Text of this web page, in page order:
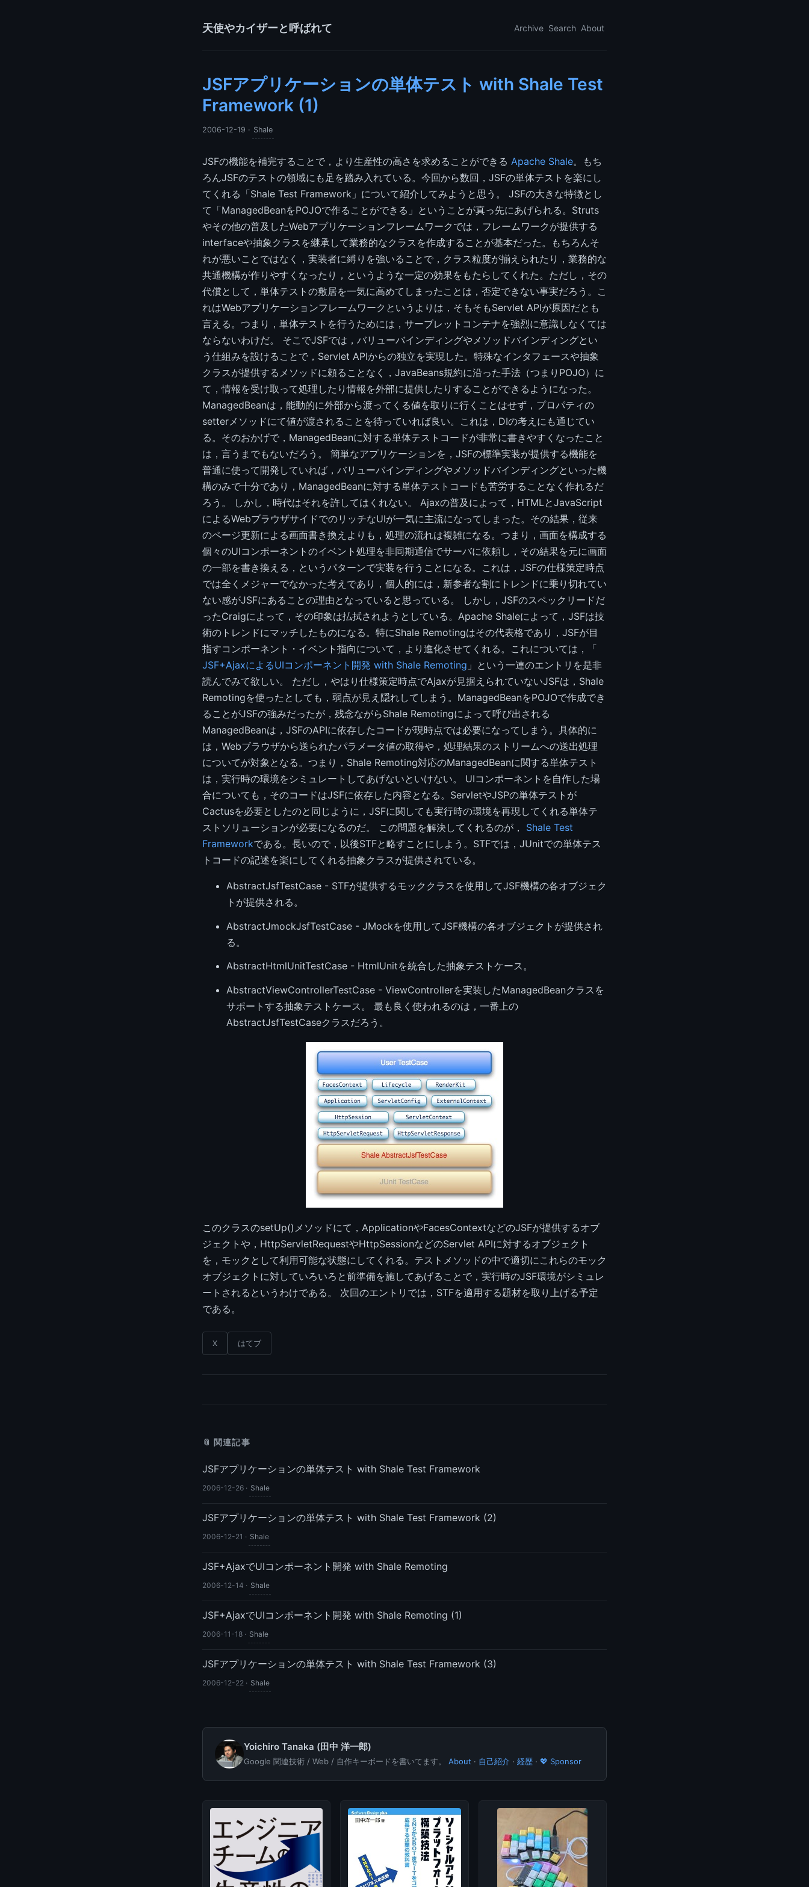
天使やカイザーと呼ばれて Archive Search About
JSFアプリケーションの単体テスト with Shale Test
Framework (1)
2006-12-19 · Shale
JSFの機能を補完することで，より生産性の高さを求めることができる Apache Shale。もち
ろんJSFのテストの領域にも足を踏み入れている。今回から数回，JSFの単体テストを楽にし
てくれる「Shale Test Framework」について紹介してみようと思う。 JSFの大きな特徴とし
て「ManagedBeanをPOJOで作ることができる」ということが真っ先にあげられる。Struts
やその他の普及したWebアプリケーションフレームワークでは，フレームワークが提供する
interfaceや抽象クラスを継承して業務的なクラスを作成することが基本だった。もちろんそ
れが悪いことではなく，実装者に縛りを強いることで，クラス粒度が揃えられたり，業務的な
共通機構が作りやすくなったり，というような一定の効果をもたらしてくれた。ただし，その
代償として，単体テストの敷居を一気に高めてしまったことは，否定できない事実だろう。こ
れはWebアプリケーションフレームワークというよりは，そもそもServlet APIが原因だとも
言える。つまり，単体テストを行うためには，サーブレットコンテナを強烈に意識しなくては
ならないわけだ。 そこでJSFでは，バリューバインディングやメソッドバインディングとい
う仕組みを設けることで，Servlet APIからの独立を実現した。特殊なインタフェースや抽象
クラスが提供するメソッドに頼ることなく，JavaBeans規約に沿った手法（つまりPOJO）に
て，情報を受け取って処理したり情報を外部に提供したりすることができるようになった。
ManagedBeanは，能動的に外部から渡ってくる値を取りに行くことはせず，プロパティの
setterメソッドにて値が渡されることを待っていれば良い。これは，DIの考えにも通じてい
る。そのおかげで，ManagedBeanに対する単体テストコードが非常に書きやすくなったこと
は，言うまでもないだろう。 簡単なアプリケーションを，JSFの標準実装が提供する機能を
普通に使って開発していれば，バリューバインディングやメソッドバインディングといった機
構のみで十分であり，ManagedBeanに対する単体テストコードも苦労することなく作れるだ
ろう。 しかし，時代はそれを許してはくれない。 Ajaxの普及によって，HTMLとJavaScript
によるWebブラウザサイドでのリッチなUIが一気に主流になってしまった。その結果，従来
のページ更新による画面書き換えよりも，処理の流れは複雑になる。つまり，画面を構成する
個々のUIコンポーネントのイベント処理を非同期通信でサーバに依頼し，その結果を元に画面
の一部を書き換える，というパターンで実装を行うことになる。これは，JSFの仕様策定時点
では全くメジャーでなかった考えであり，個人的には，新参者な割にトレンドに乗り切れてい
ない感がJSFにあることの理由となっていると思っている。 しかし，JSFのスペックリードだ
ったCraigによって，その印象は払拭されようとしている。Apache Shaleによって，JSFは技
術のトレンドにマッチしたものになる。特にShale Remotingはその代表格であり，JSFが目
指すコンポーネント・イベント指向について，より進化させてくれる。これについては，「
JSF+AjaxによるUIコンポーネント開発 with Shale Remoting 」という一連のエントリを是非
読んでみて欲しい。 ただし，やはり仕様策定時点でAjaxが見据えられていないJSFは，Shale
Remotingを使ったとしても，弱点が見え隠れしてしまう。ManagedBeanをPOJOで作成でき
ることがJSFの強みだったが，残念ながらShale Remotingによって呼び出される
ManagedBeanは，JSFのAPIに依存したコードが現時点では必要になってしまう。具体的に
は，Webブラウザから送られたパラメータ値の取得や，処理結果のストリームへの送出処理
についてが対象となる。つまり，Shale Remoting対応のManagedBeanに関する単体テスト
は，実行時の環境をシミュレートしてあげないといけない。 UIコンポーネントを自作した場
合についても，そのコードはJSFに依存した内容となる。ServletやJSPの単体テストが
Cactusを必要としたのと同じように，JSFに関しても実行時の環境を再現してくれる単体テ
ストソリューションが必要になるのだ。 この問題を解決してくれるのが， Shale Test
Frameworkである。長いので，以後STFと略すことにしよう。STFでは，JUnitでの単体テス
トコードの記述を楽にしてくれる抽象クラスが提供されている。
AbstractJsfTestCase - STFが提供するモッククラスを使用してJSF機構の各オブジェク
トが提供される。
AbstractJmockJsfTestCase - JMockを使用してJSF機構の各オブジェクトが提供され
る。
AbstractHtmlUnitTestCase - HtmlUnitを統合した抽象テストケース。
AbstractViewControllerTestCase - ViewControllerを実装したManagedBeanクラスを
サポートする抽象テストケース。 最も良く使われるのは，一番上の
AbstractJsfTestCaseクラスだろう。
このクラスのsetUp()メソッドにて，ApplicationやFacesContextなどのJSFが提供するオブ
ジェクトや，HttpServletRequestやHttpSessionなどのServlet APIに対するオブジェクト
を，モックとして利用可能な状態にしてくれる。テストメソッドの中で適切にこれらのモック
オブジェクトに対していろいろと前準備を施してあげることで，実行時のJSF環境がシミュレ
ートされるというわけである。 次回のエントリでは，STFを適用する題材を取り上げる予定
である。
X はてブ
📎 関連記事
JSFアプリケーションの単体テスト with Shale Test Framework
2006-12-26 · Shale
JSFアプリケーションの単体テスト with Shale Test Framework (2)
2006-12-21 · Shale
JSF+AjaxでUIコンポーネント開発 with Shale Remoting
2006-12-14 · Shale
JSF+AjaxでUIコンポーネント開発 with Shale Remoting (1)
2006-11-18 · Shale
JSFアプリケーションの単体テスト with Shale Test Framework (3)
2006-12-22 · Shale
Yoichiro Tanaka (田中 洋一郎)
Google 関連技術 / Web / 自作キーボードを書いてます。 About · 自己紹介 · 経歴 · 💖 Sponsor